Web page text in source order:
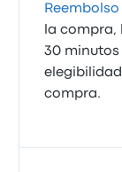
la compra,
30 minutos
compra.